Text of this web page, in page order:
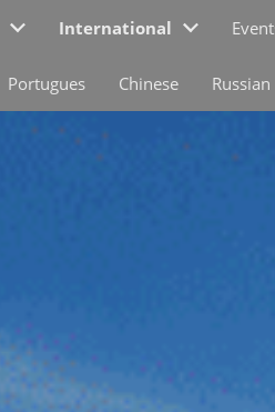
International
Portugues Chinese Russian